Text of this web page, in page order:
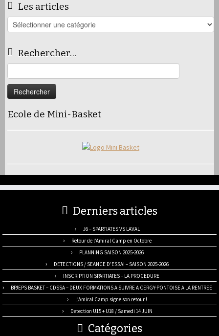
Les articles
Les
articles
Rechercher…
Ecole de Mini-Basket
Derniers articles
J6 – SPARTIATES VS LAVAL
Retour de l’Amiral Camp en Octobre
PLANNING SAISON 2025-2026
DETECTIONS / SEANCE D’ESSAI – SAISON 2025-2026
INSCRIPTION SPARTIATES – LA PROCEDURE
BPJEPS BASKET – CDSSA – DEUX FORMATIONS A SUIVRE A CERGY-PONTOISE A LA RENTREE
L’Amiral Camp signe son retour !
Detection U15 + U18 / Samedi 14 JUIN
Catégories